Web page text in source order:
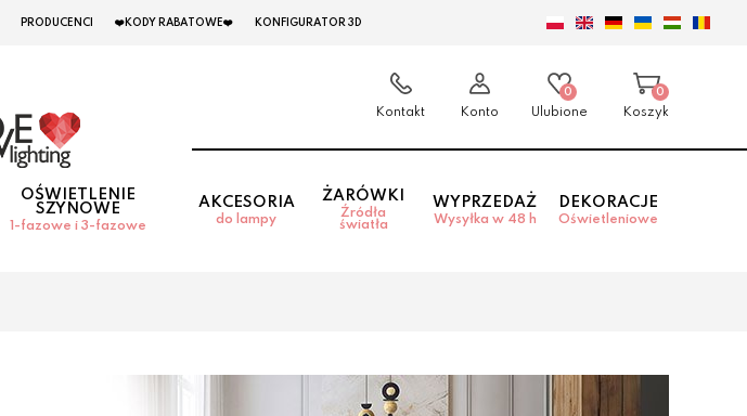
PRODUCENCI ❤️KODY RABATOWE❤️ KONFIGURATOR 3D
Kontakt Konto
0
Ulubione
0
Koszyk
OŚWIETLENIE
SZYNOWE
1-fazowe i 3-fazowe
AKCESORIA
do lampy
ŻARÓWKI
Źródła
światła
WYPRZEDAŻ
Wysyłka w 48 h
DEKORACJE
Oświetleniowe